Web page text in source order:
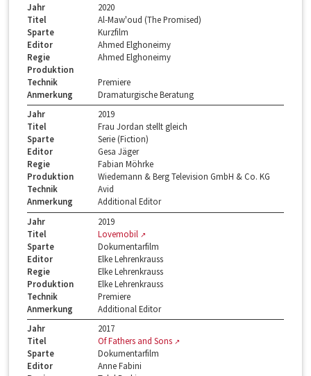
Jahr
2020
Titel
Al-Maw'oud (The Promised)
Sparte
Kurzfilm
Editor
Ahmed Elghoneimy
Regie
Ahmed Elghoneimy
Produktion
Technik
Premiere
Anmerkung
Dramaturgische Beratung
Jahr
2019
Titel
Frau Jordan stellt gleich
Sparte
Serie (Fiction)
Editor
Gesa Jäger
Regie
Fabian Möhrke
Produktion
Wiedemann & Berg Television GmbH & Co. KG
Technik
Avid
Anmerkung
Additional Editor
Jahr
2019
Titel
Lovemobil
Sparte
Dokumentarfilm
Editor
Elke Lehrenkrauss
Regie
Elke Lehrenkrauss
Produktion
Elke Lehrenkrauss
Technik
Premiere
Anmerkung
Additional Editor
Jahr
2017
Titel
Of Fathers and Sons
Sparte
Dokumentarfilm
Editor
Anne Fabini